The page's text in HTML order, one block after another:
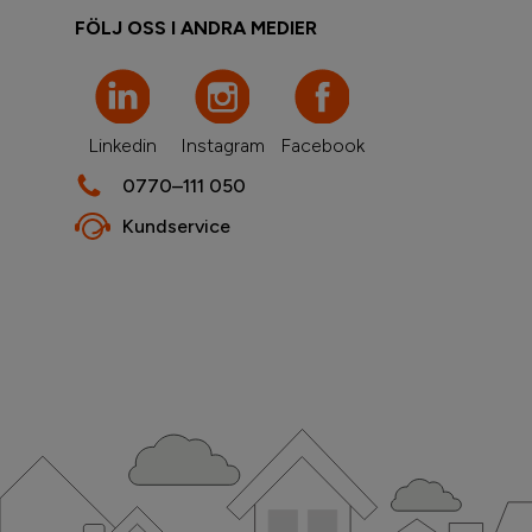
FÖLJ OSS I ANDRA MEDIER
Linkedin Instagram
Facebook
0770–111 050
Kundservice